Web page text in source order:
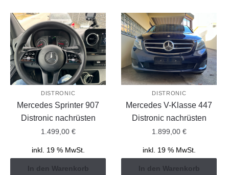
DISTRONIC
Mercedes Sprinter 907
Distronic nachrüsten
1.499,00 €
inkl. 19 % MwSt.
In den Warenkorb
DISTRONIC
Mercedes V-Klasse 447
Distronic nachrüsten
1.899,00 €
inkl. 19 % MwSt.
In den Warenkorb